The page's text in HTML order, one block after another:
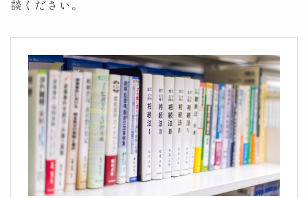
談ください。